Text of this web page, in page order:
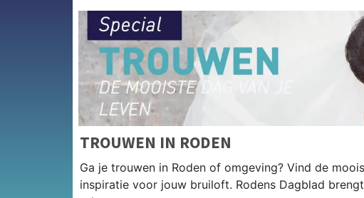
TROUWEN IN RODEN
Ga je trouwen in Roden of omgeving? Vind de
inspiratie voor jouw bruiloft. Rodens Dagblad